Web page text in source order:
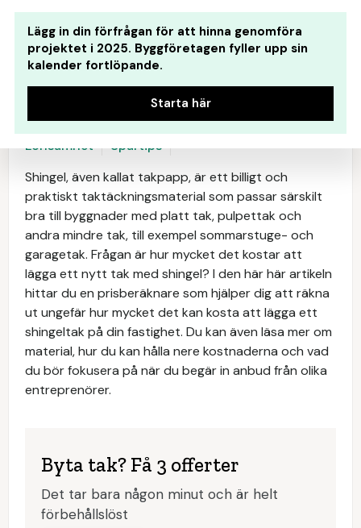
Lägg in din förfrågan för att hinna genomföra
projektet i 2025. Byggföretagen fyller upp sin
kalender fortlöpande.
Starta här
Kalkylator Hantverkare Anbud
Material
Lönsamhet
Spartips
Shingel, även kallat takpapp, är ett billigt och
praktiskt taktäckningsmaterial som passar särskilt
bra till byggnader med platt tak, pulpettak och
andra mindre tak, till exempel sommarstuge- och
garagetak. Frågan är hur mycket det kostar att
lägga ett nytt tak med shingel? I den här här artikeln
hittar du en prisberäknare som hjälper dig att räkna
ut ungefär hur mycket det kan kosta att lägga ett
shingeltak på din fastighet. Du kan även läsa mer om
material, hur du kan hålla nere kostnaderna och vad
du bör fokusera på när du begär in anbud från olika
entreprenörer.
Byta tak? Få 3 offerter
Det tar bara någon minut och är helt
förbehållslöst